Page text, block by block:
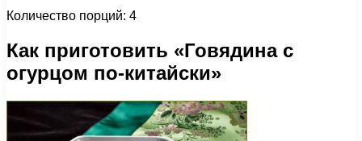
Количество порций: 4
Как приготовить «Говядина с
огурцом по-китайски»